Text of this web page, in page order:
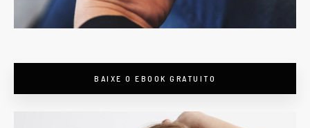
BAIXE O EBOOK GRATUITO